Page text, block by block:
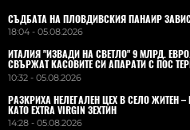
СЪДБАТА НА ПЛОВДИВСКИЯ ПАНАИР
18:04 - 05.08.2026
ИТАЛИЯ "ИЗВАДИ НА СВЕТЛО" 9 МЛРД.
СВЪРЖАТ КАСОВИТЕ СИ АПАРАТИ С ПОС
10:32 - 05.08.2026
РАЗКРИХА НЕЛЕГАЛЕН ЦЕХ В СЕЛО ЖИТЕН
КАТО EXTRA VIRGIN ЗЕХТИН
14:28 - 05.08.2026